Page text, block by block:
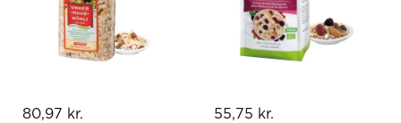
80,97 kr. 55,75 kr.